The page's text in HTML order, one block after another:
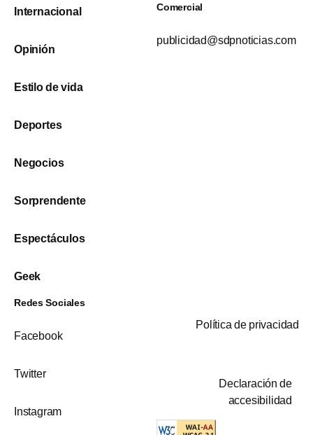
Internacional
Opinión
Estilo de vida
Deportes
Negocios
Sorprendente
Espectáculos
Geek
Comercial
publicidad@sdpnoticias.com
Redes Sociales
Facebook
Twitter
Instagram
Política de privacidad
Declaración de
accesibilidad